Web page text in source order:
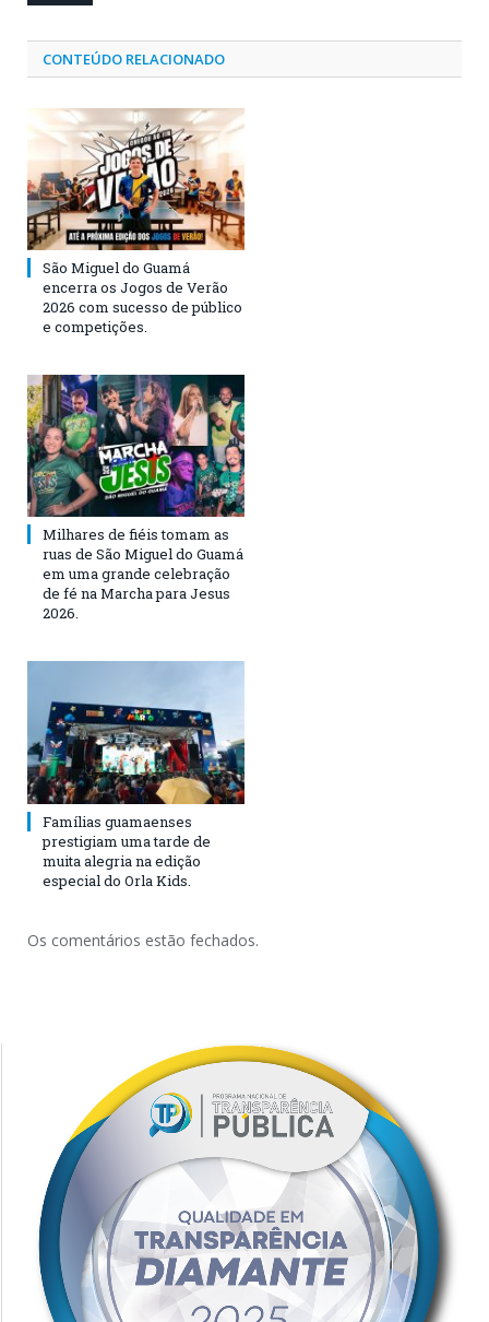
CONTEÚDO RELACIONADO
São Miguel do Guamá
encerra os Jogos de Verão
2026 com sucesso de público
e competições.
Milhares de fiéis tomam as
ruas de São Miguel do Guamá
em uma grande celebração
de fé na Marcha para Jesus
2026.
Famílias guamaenses
prestigiam uma tarde de
muita alegria na edição
especial do Orla Kids.
Os comentários estão fechados.